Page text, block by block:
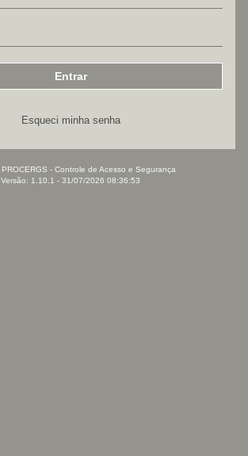
Esqueci minha senha
PROCERGS - Controle de Acesso e Segurança
Versão: 1.10.1 - 31/07/2026 08:36:53